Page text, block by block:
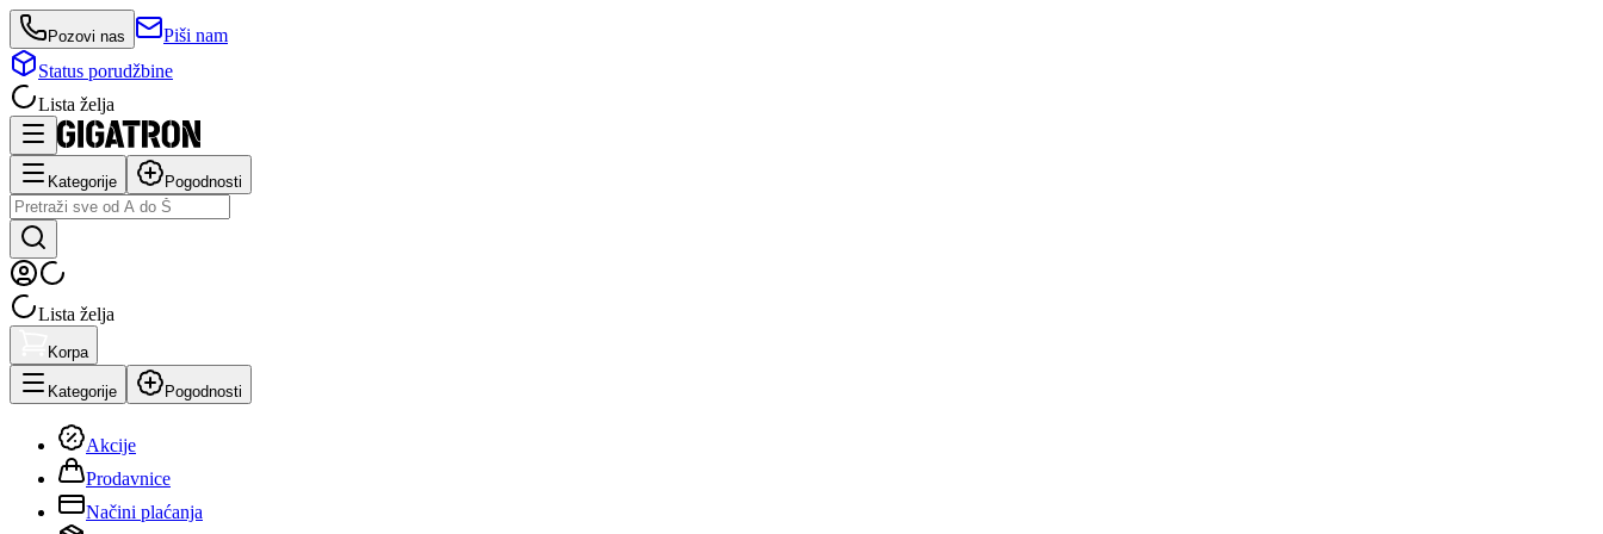
Pozovi nas
Piši nam
Status porudžbine
Lista želja
Kategorije Pogodnosti
Lista želja
Korpa
Kategorije Pogodnosti
Akcije
Prodavnice
Načini plaćanja